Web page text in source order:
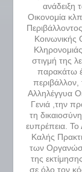
ανάδειξη
Οικονομία
Κοινωνικής
στιγμή της
παρακάτω
περιβάλλον,
Αλληλέγγυα
Γενιά ,την
τη
ευπρέπεια.
Καλής
των
της
σε όλο τον